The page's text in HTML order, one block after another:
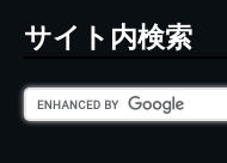
サイト内検索